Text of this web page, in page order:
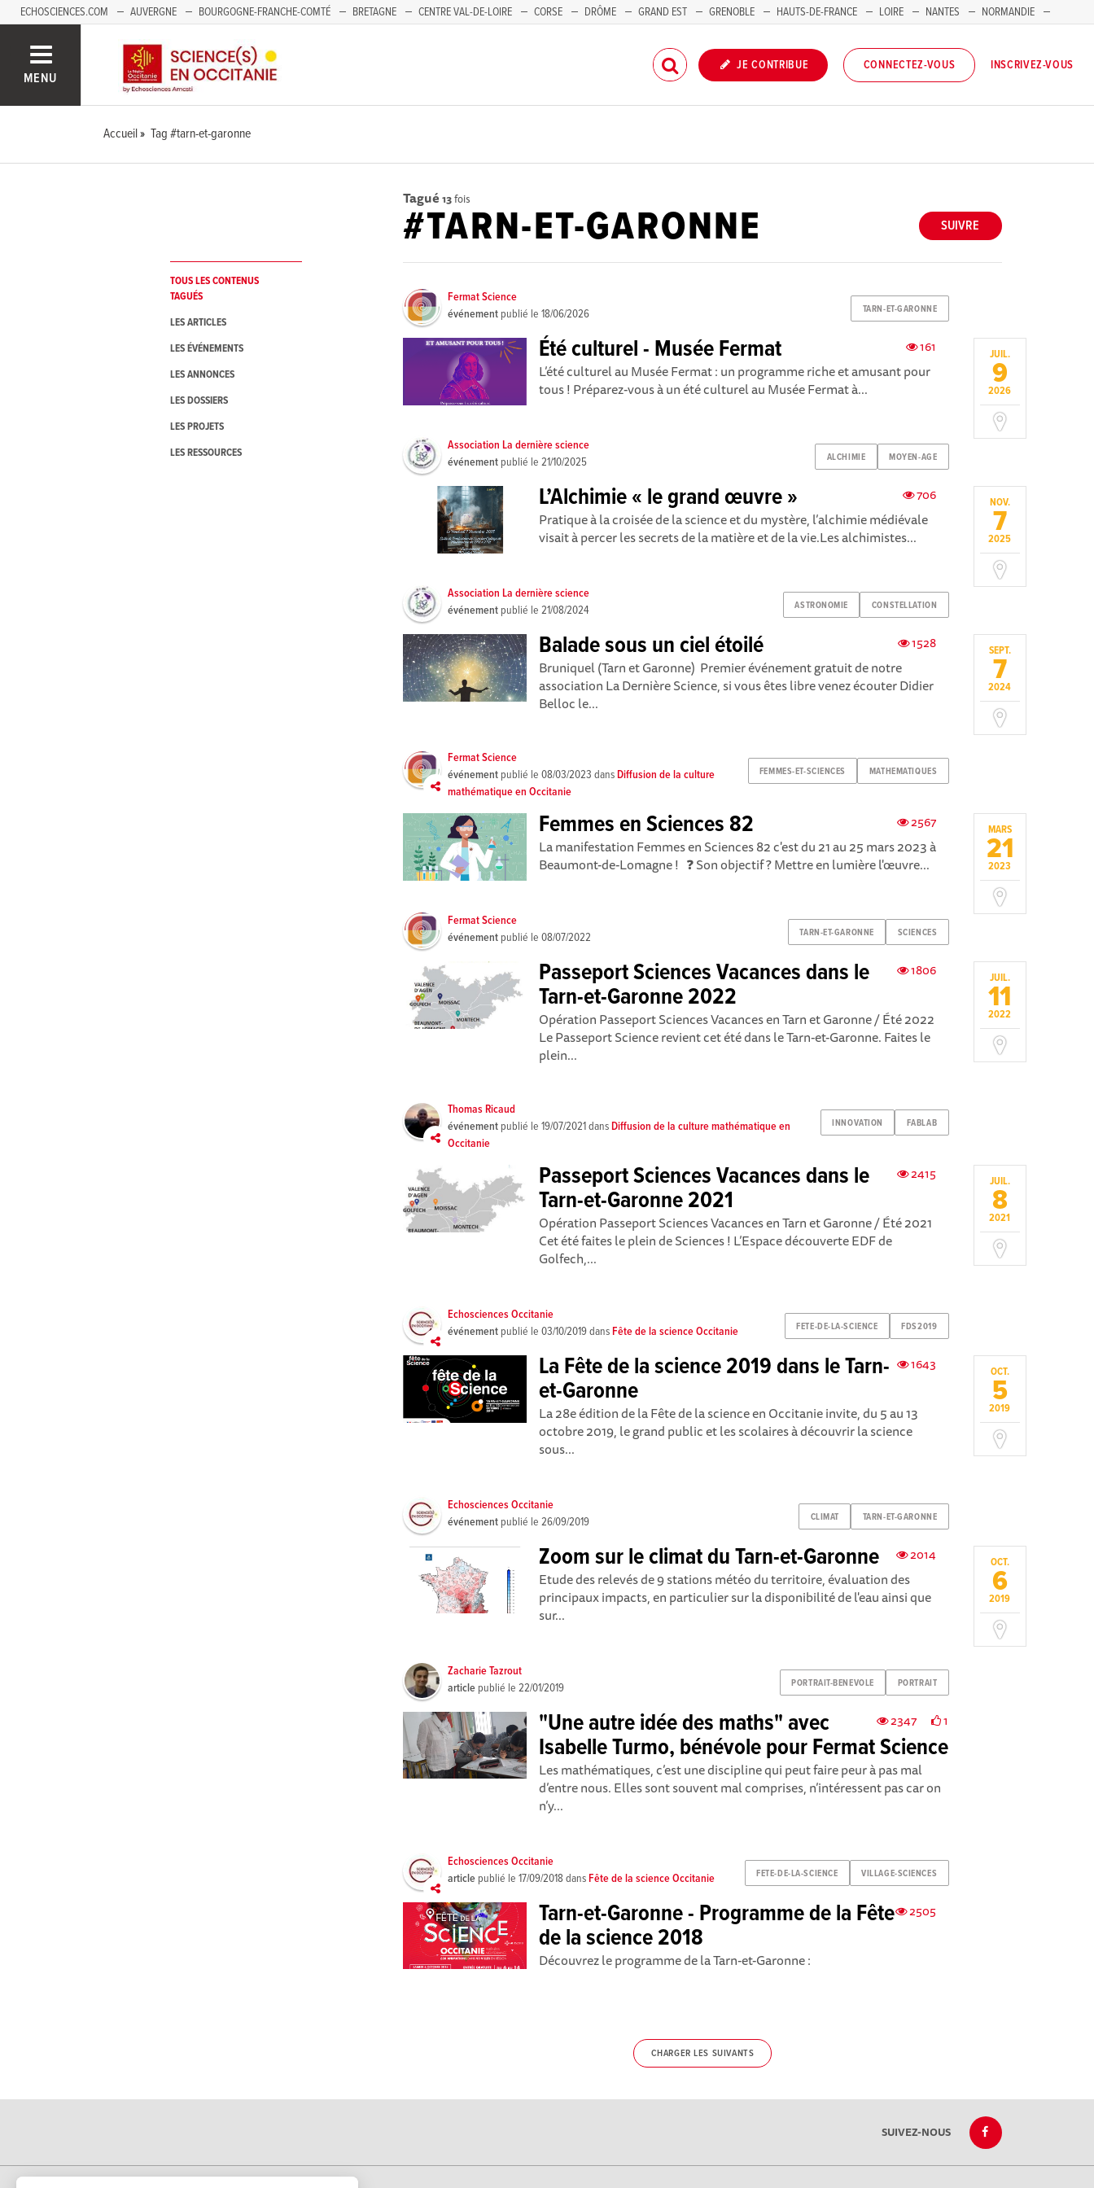
ECHOSCIENCES.COM AUVERGNE BOURGOGNE-FRANCHE-COMTÉ BRETAGNE CENTRE VAL-DE-LOIRE CORSE DRÔME GRAND EST GRENOBLE HAUTS-DE-FRANCE LOIRE NANTES
NORMANDIE
MENU
JE CONTRIBUE CONNECTEZ-VOUS INSCRIVEZ-VOUS
Accueil Tag #tarn-et-garonne
TOUS LES CONTENUS
TAGUÉS
LES ARTICLES
LES ÉVÉNEMENTS
LES ANNONCES
LES DOSSIERS
LES PROJETS
LES RESSOURCES
Tagué 13fois
SUIVRE
#TARN-ET-GARONNE
TARN-ET-GARONNE
Fermat Science
événement publié le18/06/2026
JUIL.
9
2026
161
Été culturel - Musée Fermat
L’été culturel au Musée Fermat : un programme riche et amusant pour
tous ! Préparez-vous à un été culturel au Musée Fermat à...
ALCHIMIE MOYEN-AGE
Association La dernière science
événement publié le21/10/2025
NOV.
7
2025
706
L’Alchimie « le grand œuvre »
Pratique à la croisée de la science et du mystère, l’alchimie médiévale
visait à percer les secrets de la matière et de la vie.Les alchimistes...
ASTRONOMIE CONSTELLATION
Association La dernière science
événement publié le21/08/2024
SEPT.
7
2024
1528
Balade sous un ciel étoilé
Bruniquel (Tarn et Garonne) Premier événement gratuit de notre
association La Dernière Science, si vous êtes libre venez écouter Didier
Belloc le...
FEMMES-ET-SCIENCES MATHEMATIQUES
Fermat Science
événement publié le08/03/2023 dansDiffusion de la culture
mathématique en Occitanie
MARS
21
2023
2567
Femmes en Sciences 82
La manifestation Femmes en Sciences 82 c'est du 21 au 25 mars 2023 à
Beaumont-de-Lomagne ! ❓ Son objectif ? Mettre en lumière l'œuvre...
TARN-ET-GARONNE SCIENCES
Fermat Science
événement publié le08/07/2022
JUIL.
11
2022
1806
Passeport Sciences Vacances dans le
Tarn-et-Garonne 2022
Opération Passeport Sciences Vacances en Tarn et Garonne / Été 2022
Le Passeport Science revient cet été dans le Tarn-et-Garonne. Faites le
plein...
INNOVATION FABLAB
Thomas Ricaud
événement publié le19/07/2021dansDiffusion de la culture mathématique en
Occitanie
JUIL.
8
2021
2415
Passeport Sciences Vacances dans le
Tarn-et-Garonne 2021
Opération Passeport Sciences Vacances en Tarn et Garonne / Été 2021
Cet été faites le plein de Sciences ! L’Espace découverte EDF de
Golfech,...
FETE-DE-LA-SCIENCE FDS2019
Echosciences Occitanie
événement publié le03/10/2019dansFête de la science Occitanie
OCT.
5
2019
1643
La Fête de la science 2019 dans le Tarn-
et-Garonne
La 28e édition de la Fête de la science en Occitanie invite, du 5 au 13
octobre 2019, le grand public et les scolaires à découvrir la science
sous...
CLIMAT TARN-ET-GARONNE
Echosciences Occitanie
événement publié le26/09/2019
OCT.
6
2019
2014
Zoom sur le climat du Tarn-et-Garonne
Etude des relevés de 9 stations météo du territoire, évaluation des
principaux impacts, en particulier sur la disponibilité de l'eau ainsi que
sur...
PORTRAIT-BENEVOLE PORTRAIT
Zacharie Tazrout
article publié le22/01/2019
2347 1
"Une autre idée des maths" avec
Isabelle Turmo, bénévole pour Fermat Science
Les mathématiques, c’est une discipline qui peut faire peur à pas mal
d’entre nous. Elles sont souvent mal comprises, n’intéressent pas car on
n’y...
FETE-DE-LA-SCIENCE VILLAGE-SCIENCES
Echosciences Occitanie
article publié le17/09/2018 dansFête de la science Occitanie
2505
Tarn-et-Garonne - Programme de la Fête
de la science 2018
Découvrez le programme de la Tarn-et-Garonne :
CHARGER LES SUIVANTS
SUIVEZ-NOUS